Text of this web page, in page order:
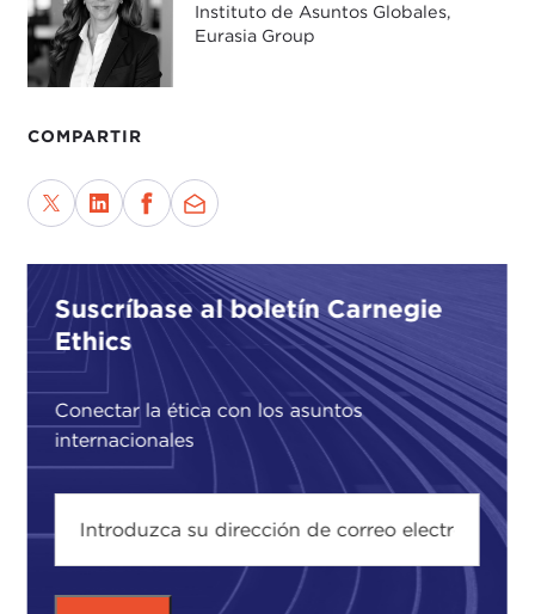
Instituto de Asuntos Globales,
Eurasia Group
COMPARTIR
Suscríbase al boletín Carnegie
Ethics
Conectar la ética con los asuntos
internacionales